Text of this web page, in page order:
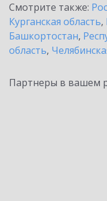
Смотрите также:
Курганская область,
Башкортостан,
область,
Партнеры в вашем